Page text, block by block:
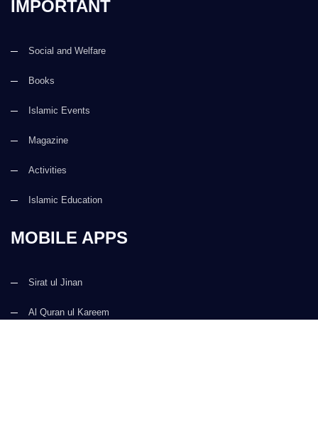
IMPORTANT
Social and Welfare
Books
Islamic Events
Magazine
Activities
Islamic Education
MOBILE APPS
Sirat ul Jinan
Al Quran ul Kareem